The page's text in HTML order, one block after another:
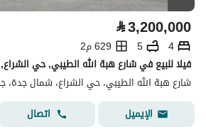
⃁3,200,000
4
5
629 م2
شارع هبة الله الطيبي، حي الشراع، شمال جدة،
الإيميل
اتصال